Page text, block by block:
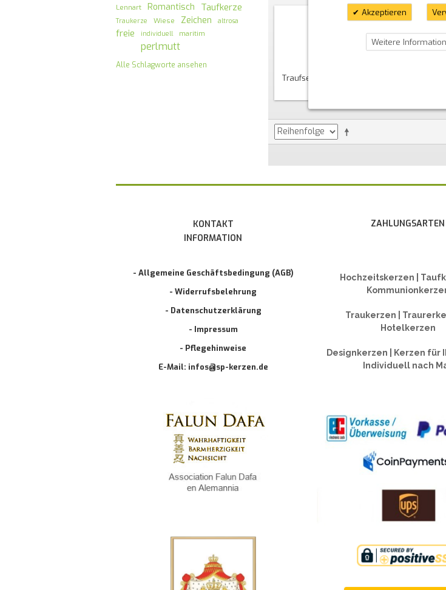
Traufset Helene + Rankenkreuz
Lennart Romantisch Taufkerze
Traukerze Wiese Zeichen altrosa
freie individuell maritim
perlmutt
Alle Schlagworte ansehen
KONTAKT
INFORMATION
- Allgemeine Geschäftsbedingung (AGB)
- Widerrufsbelehrung
- Datenschutzerklärung
- Impressum
- Pflegehinweise
E-Mail: infos@sp-kerzen.de
ZAHLUNGSARTEN
Hochzeitskerzen |
Traukerzen |
Hotelkerzen
Designkerzen | Kerzen für
Individuell nach
Akzeptieren
Weitere